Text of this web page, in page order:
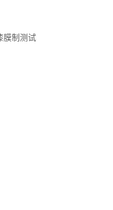
膜制测试